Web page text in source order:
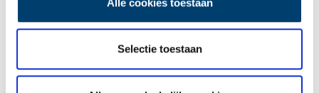
Selectie toestaan
wekelijkse nieuwsbrief!
Bij inschrijving gaat u akkoord met onsprivacybeleid.